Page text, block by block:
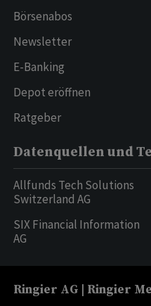
Börsenabos
Newsletter
E-Banking
Depot eröffnen
Ratgeber
Datenquellen und
Allfunds Tech Solutions
Switzerland AG
SIX Financial Information
AG
Ringier AG | Ringier